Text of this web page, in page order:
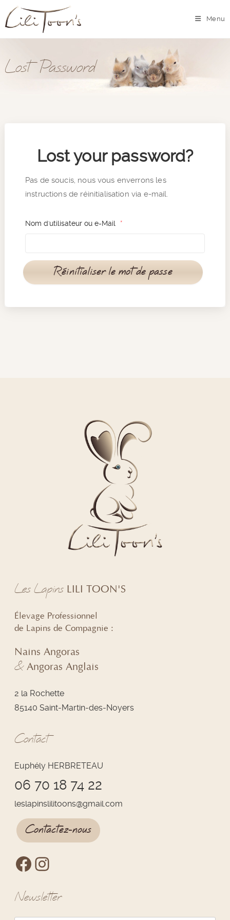
Menu
Lost Password
Lost your password?
Pas de soucis, nous vous enverrons les
instructions de réinitialisation via e-mail.
Nom d'utilisateur ou e-Mail *
Les Lapins LILI TOON'S
Élevage Professionnel
de Lapins de Compagnie :
Nains Angoras
&Angoras Anglais
2 la Rochette
85140 Saint-Martin-des-Noyers
Contact
Euphély HERBRETEAU
06 70 18 74 22
leslapinslilitoons@gmail.com
Contactez-nous
Newsletter